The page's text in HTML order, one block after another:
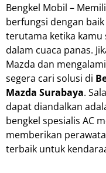
Bengkel Mobil –
berfungsi dengan
terutama ketika kamu
dalam cuaca panas.
Mazda dan
segera cari solusi di
Mazda Surabaya.
dapat diandalkan
bengkel spesialis AC
memberikan
terbaik untuk